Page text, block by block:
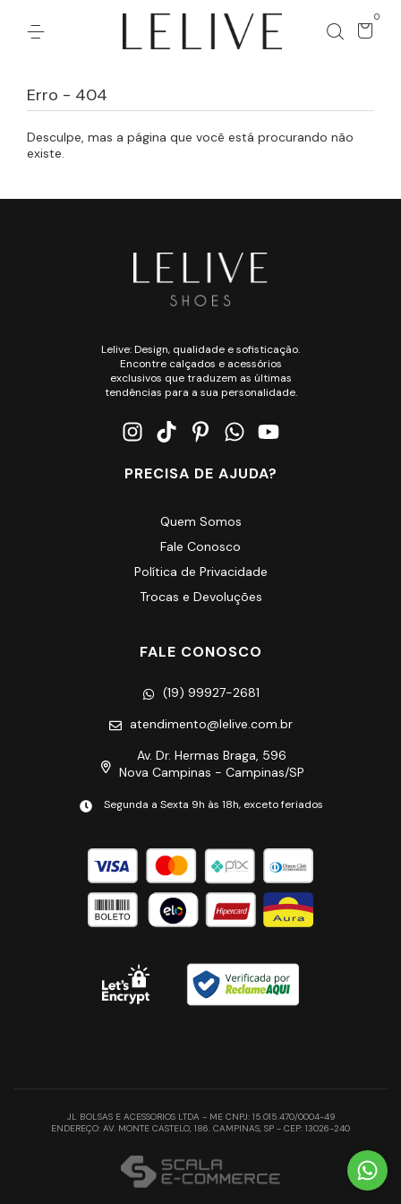
0
Erro - 404
Desculpe, mas a página que você está procurando não
existe.
Lelive: Design, qualidade e sofisticação.
Encontre calçados e acessórios
exclusivos que traduzem as últimas
tendências para a sua personalidade.
PRECISA DE AJUDA?
Quem Somos
Fale Conosco
Política de Privacidade
Trocas e Devoluções
FALE CONOSCO
(19) 99927-2681
atendimento@lelive.com.br
Av. Dr. Hermas Braga, 596
Nova Campinas - Campinas/SP
Segunda a Sexta 9h às 18h, exceto feriados
JL BOLSAS E ACESSORIOS LTDA - ME CNPJ: 15.015.470/0004-49
ENDEREÇO: AV. MONTE CASTELO, 186. CAMPINAS, SP - CEP: 13026-240